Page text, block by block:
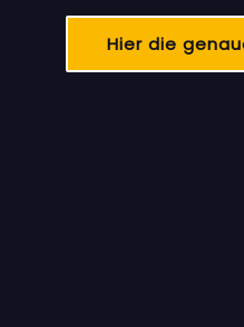
Hier die